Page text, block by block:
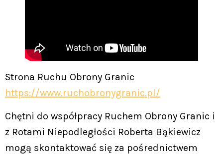
Strona Ruchu Obrony Granic
https://www.ruchobronygranic.pl/
Chętni do współpracy Ruchem Obrony Granic i
z Rotami Niepodległości Roberta Bąkiewicz
mogą skontaktować się za pośrednictwem